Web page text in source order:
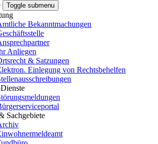
Toggle submenu
Bekanntmachungen
Anliegen
& Satzungen
Einlegung von Rechtsbehelfen
Sachgebiete